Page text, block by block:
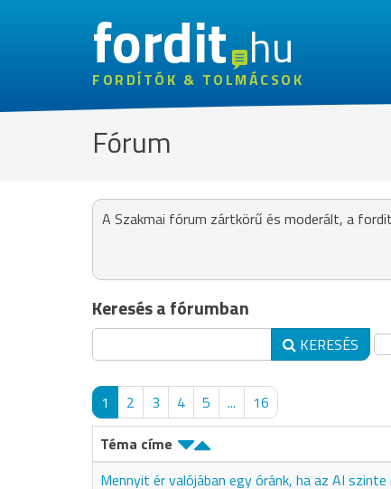
fordithu
FORDÍTÓK & TOLMÁCSOK
Fórum
A Szakmai fórum zártkörű és moderált, a
Keresés a fórumban
KERESÉS
1 2 3 4 5 ... 16
Téma címe
Mennyit ér valójában egy óránk, ha az AI szinte